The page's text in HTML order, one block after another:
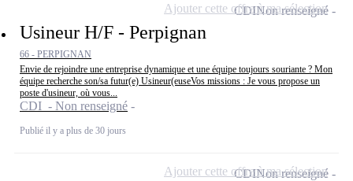
Usineur H/F - Perpignan
66 - PERPIGNAN
Envie de rejoindre une entreprise dynamique et une équipe toujours souriante ? Mon
équipe recherche son/sa futur(e) Usineur(euseVos missions : Je vous propose un
poste d'usineur, où vous...
CDI - Non renseigné
Publié il y a plus de 30 jours
CDINon renseigné
Ajouter cette offre à ma sélection
CDINon renseigné
Ajouter cette offre à ma sélection